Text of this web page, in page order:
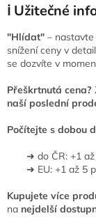
ℹ️ Užitečné
"Hlídat" –
snížení ceny v
se dozvíte v
Přeškrtnutá cena?
naší poslední
Počítejte s dobou
➜ do ČR: +1 až
➜ EU: +1 až 5
Kupujete více
na nejdelší